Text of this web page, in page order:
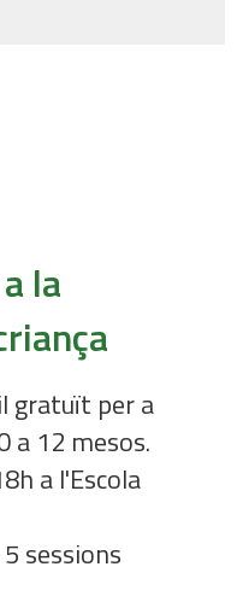
la
gratuït per a
a 12 mesos.
a l'Escola
sessions